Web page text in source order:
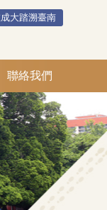
大踏溯臺南
聯絡我們